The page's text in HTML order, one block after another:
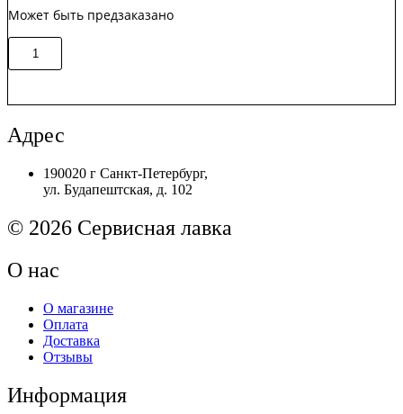
LJ
Original
Может быть предзаказано
Количество
товара
Выходной
бункер
в
Original
Адрес
190020 г Санкт-Петербург,
ул. Будапештская, д. 102
© 2026 Сервисная лавка
О нас
О магазине
Оплата
Доставка
Отзывы
Информация